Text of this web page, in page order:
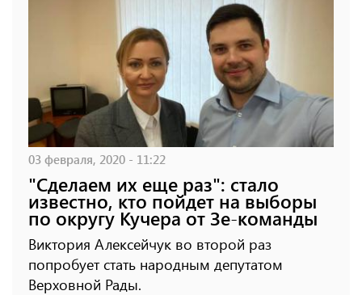
03 февраля, 2020 - 11:22
"Сделаем их еще раз": стало
известно, кто пойдет на выборы
по округу Кучера от Зе-команды
Виктория Алексейчук во второй раз
попробует стать народным депутатом
Верховной Рады.